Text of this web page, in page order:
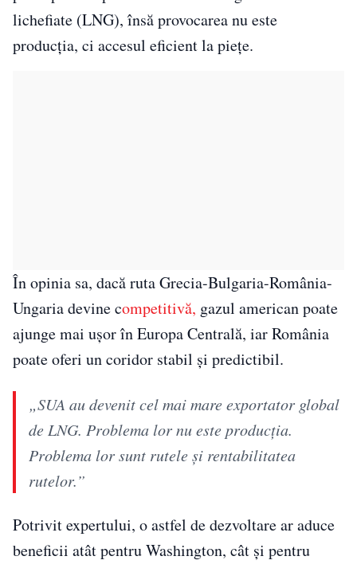
lichefiate (LNG), însă provocarea nu este
producția, ci accesul eficient la piețe.
În opinia sa, dacă ruta Grecia-Bulgaria-România-
Ungaria devine competitivă, gazul american poate
ajunge mai ușor în Europa Centrală, iar România
poate oferi un coridor stabil și predictibil.
„SUA au devenit cel mai mare exportator global
de LNG. Problema lor nu este producția.
Problema lor sunt rutele și rentabilitatea
rutelor.”
Potrivit expertului, o astfel de dezvoltare ar aduce
beneficii atât pentru Washington, cât și pentru